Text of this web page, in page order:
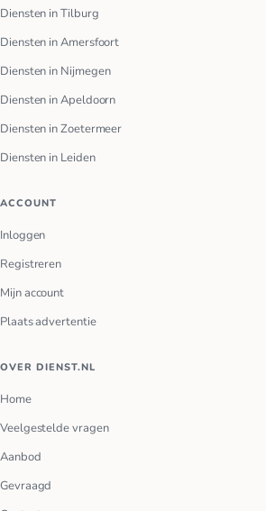
Diensten in Tilburg
Diensten in Amersfoort
Diensten in Nijmegen
Diensten in Apeldoorn
Diensten in Zoetermeer
Diensten in Leiden
ACCOUNT
Inloggen
Registreren
Mijn account
Plaats advertentie
OVER DIENST.NL
Home
Veelgestelde vragen
Aanbod
Gevraagd